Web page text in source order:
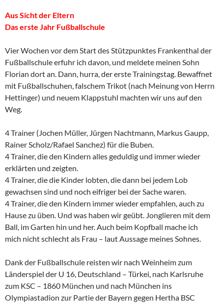
Aus Sicht der Eltern
Das erste Jahr Fußballschule
Vier Wochen vor dem Start des Stützpunktes Frankenthal der
Fußballschule erfuhr ich davon, und meldete meinen Sohn
Florian dort an. Dann, hurra, der erste Trainingstag. Bewaffnet
mit Fußballschuhen, falschem Trikot (nach Meinung von Herrn
Hettinger) und neuem Klappstuhl machten wir uns auf den
Weg.
4 Trainer (Jochen Müller, Jürgen Nachtmann, Markus Gaupp,
Rainer Scholz/Rafael Sanchez) für die Buben.
4 Trainer, die den Kindern alles geduldig und immer wieder
erklärten und zeigten.
4 Trainer, die die Kinder lobten, die dann bei jedem Lob
gewachsen sind und noch eifriger bei der Sache waren.
4 Trainer, die den Kindern immer wieder empfahlen, auch zu
Hause zu üben. Und was haben wir geübt. Jonglieren mit dem
Ball, im Garten hin und her. Auch beim Kopfball mache ich
mich nicht schlecht als Frau – laut Aussage meines Sohnes.
Dank der Fußballschule reisten wir nach Weinheim zum
Länderspiel der U 16, Deutschland – Türkei, nach Karlsruhe
zum KSC – 1860 München und nach München ins
Olympiastadion zur Partie der Bayern gegen Hertha BSC